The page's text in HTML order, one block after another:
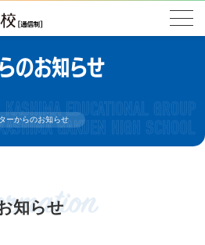
のお知らせ
ーからのお知らせ
知らせ